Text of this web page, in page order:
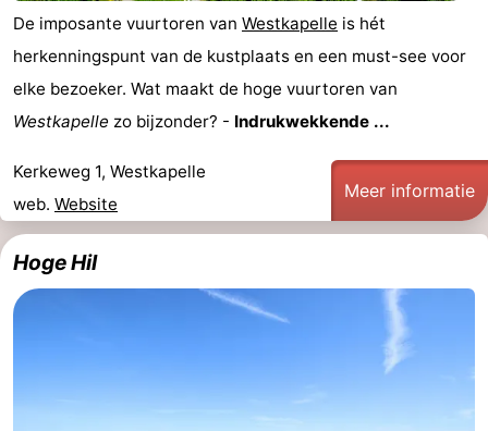
Actief
Praktisch
Forum
Route
-
Parkeren
Reisboekenwinkel
Nieuws
De imposante vuurtoren van Westkapelle is hét
herkenningspunt van de kustplaats en een must-see voor
elke bezoeker. Wat maakt de hoge vuurtoren van
Westkapelle zo bijzonder? - Indrukwekkende ...
Kerkeweg 1, Westkapelle
web. Website
Meer informatie
Hoge Hil